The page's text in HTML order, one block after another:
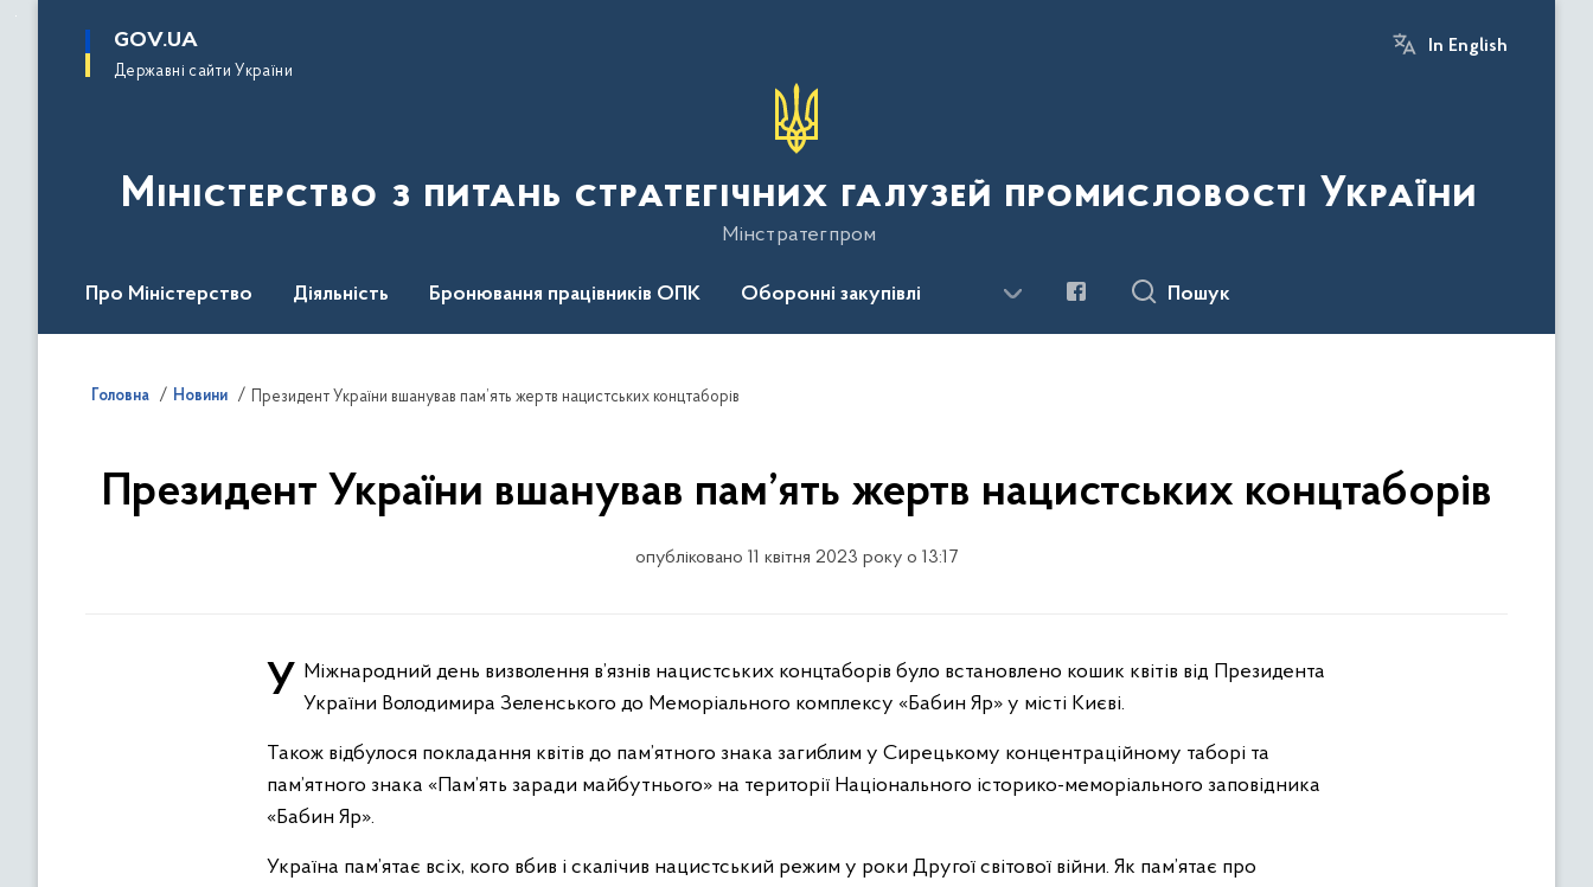
основного
GOV.UA
Державні сайти України
In English
Міністерство з питань стратегічних галузей промисловості України
Мінстратегпром
Про Міністерство Діяльність Бронювання працівників ОПК Оборонні закупівлі Пошук
Головна Новини Президент України вшанував пам’ять жертв нацистських концтаборів
Президент України вшанував пам’ять жертв нацистських концтаборів
опубліковано 11 квітня 2023 року о 13:17
У Міжнародний день визволення в’язнів нацистських концтаборів було встановлено кошик квітів від Президента України Володимира Зеленського до Меморіального комплексу «Бабин Яр» у місті Києві.
Також відбулося покладання квітів до пам’ятного знака загиблим у Сирецькому концентраційному таборі та
пам’ятного знака «Пам’ять заради майбутнього» на території Національного історико-меморіального заповідника
«Бабин Яр».
Україна пам’ятає всіх, кого вбив і скалічив нацистський режим у роки Другої світової війни. Як пам’ятає про